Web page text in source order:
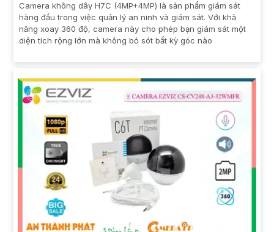
Camera không dây H7C (4MP+4MP) là sản phẩm giám sát
hàng đầu trong việc quản lý an ninh và giám sát. Với khả
năng xoay 360 độ, camera này cho phép bạn giám sát một
diện tích rộng lớn mà không bỏ sót bất kỳ góc nào